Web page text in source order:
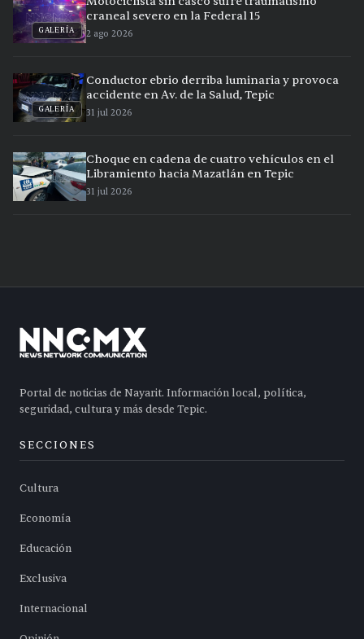
GALERÍA
craneal severo en la Federal 15
2 ago 2026
GALERÍA
Conductor ebrio derriba luminaria y provoca
accidente en Av. de la Salud, Tepic
31 jul 2026
Choque en cadena de cuatro vehículos en el
Libramiento hacia Mazatlán en Tepic
31 jul 2026
Portal de noticias de Nayarit. Información local, política,
seguridad, cultura y más desde Tepic.
SECCIONES
Cultura
Economía
Educación
Exclusiva
Internacional